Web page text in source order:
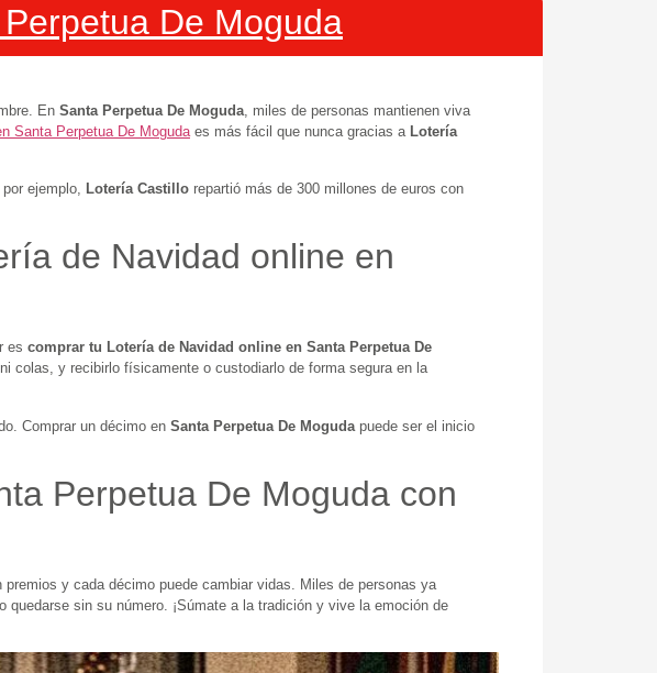
De Moguda
En Santa Perpetua De Moguda , miles de personas mantienen viva
Santa Perpetua De Moguda es más fácil que nunca gracias a Lotería
ejemplo, Lotería Castillo repartió más de 300 millones de euros con
de Navidad online en
es comprar tu Lotería de Navidad online en Santa Perpetua De
colas, y recibirlo físicamente o custodiarlo de forma segura en la
Comprar un décimo en Santa Perpetua De Moguda puede ser el inicio
Perpetua De Moguda con
y cada décimo puede cambiar vidas. Miles de personas ya
quedarse sin su número. ¡Súmate a la tradición y vive la emoción de